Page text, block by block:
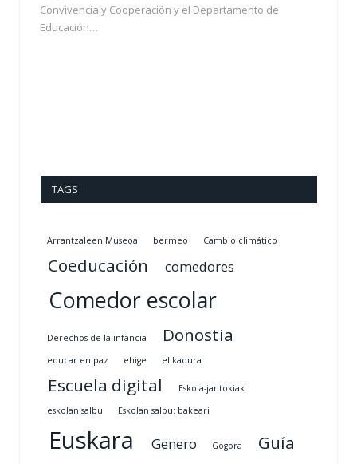
Convivencia y Cooperación y el Departamento de
Educación…
TAGS
Arrantzaleen Museoa bermeo Cambio climático
Coeducación comedores
Comedor escolar
Derechos de la infancia Donostia
educar en paz ehige elikadura
Escuela digital
Eskola-jantokiak
eskolan salbu
Eskolan salbu: bakeari
Euskara Genero Gogora Guía